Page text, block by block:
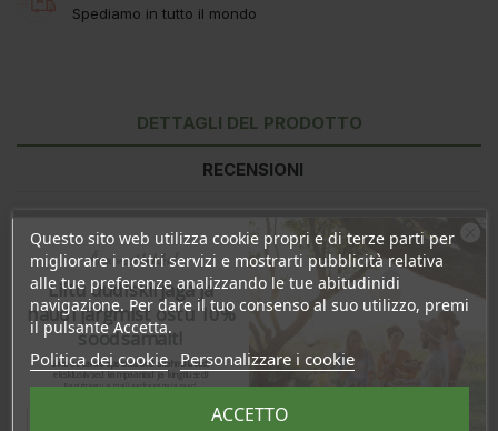
Spediamo in tutto il mondo
DETTAGLI DEL PRODOTTO
RECENSIONI
Questo sito web utilizza cookie propri e di terze parti per
migliorare i nostri servizi e mostrarti pubblicità relativa
alle tue preferenze analizzando le tue abitudinidi
navigazione. Per dare il tuo consenso al suo utilizzo, premi
il pulsante Accetta.
Politica dei cookie Personalizzare i cookie
ACCETTO
Ära veel lahku!
Liitu uudiskirjaga ja
naudi järgmist ostu 10%
soodsamalt!
Sind ootavad spetsiaalsed allahindlused,
eksklusiivsed kampaaniad ja kingitused!
Registreeru e-maili aadressiga ja saad